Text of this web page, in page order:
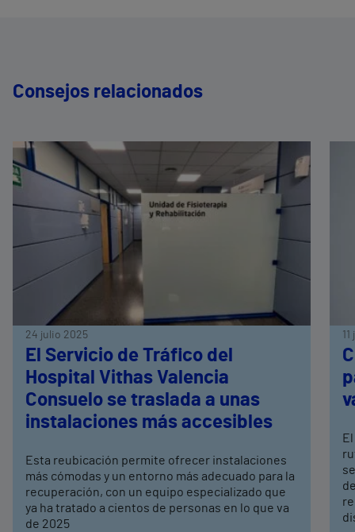
Consejos relacionados
24 julio 2025
El Servicio de Tráfico del
Hospital Vithas Valencia
Consuelo se traslada a unas
instalaciones más accesibles
Esta reubicación permite ofrecer instalaciones
más cómodas y un entorno más adecuado para la
recuperación, con un equipo especializado que
ya ha tratado a cientos de personas en lo que va
de 2025